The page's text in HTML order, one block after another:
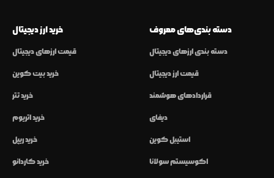
خرید ارز دیجیتال
قیمت ارزهای دیجیتال
خرید بیت کوین
خرید تتر
خرید اتریوم
خرید ریپل
خرید کاردانو
دسته بندی‌های معروف
دسته بندی ارزهای دیجیتال
قیمت ارز دیجیتال
قراردادهای هوشمند
دیفای
استیبل کوین
اکوسیستم سولانا